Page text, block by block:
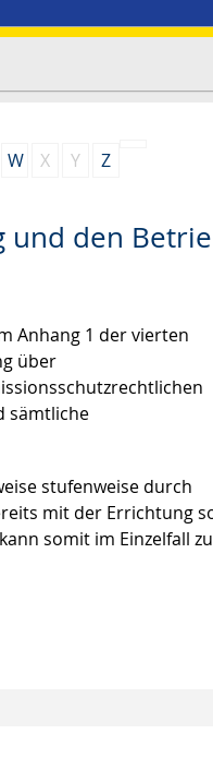
W X Y Z
und den
Anhang 1 der vierten
über
sämtliche
stufenweise durch
mit der Errichtung
somit im Einzelfall zu